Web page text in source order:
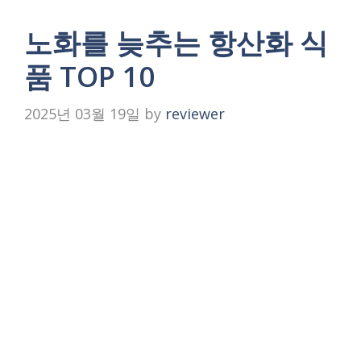
노화를 늦추는 항산화 식
품 TOP 10
2025년 03월 19일 by reviewer